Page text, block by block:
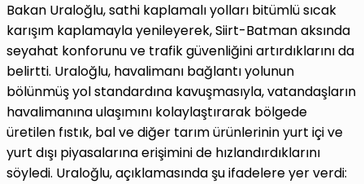
Bakan Uraloğlu, sathi kaplamalı yolları bitümlü sıcak
karışım kaplamayla yenileyerek, Siirt-Batman aksında
seyahat konforunu ve trafik güvenliğini artırdıklarını da
belirtti. Uraloğlu, havalimanı bağlantı yolunun
bölünmüş yol standardına kavuşmasıyla, vatandaşların
havalimanına ulaşımını kolaylaştırarak bölgede
üretilen fıstık, bal ve diğer tarım ürünlerinin yurt içi ve
yurt dışı piyasalarına erişimini de hızlandırdıklarını
söyledi. Uraloğlu, açıklamasında şu ifadelere yer verdi: